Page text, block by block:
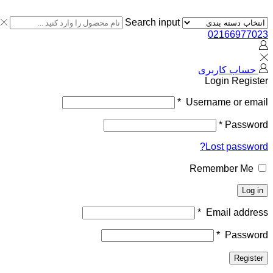
Search input
02166977023
حساب کاربری
Login Register
Username or email
*
Password
*
Lost password?
Remember Me
Log in
Email address
*
Password
*
Register